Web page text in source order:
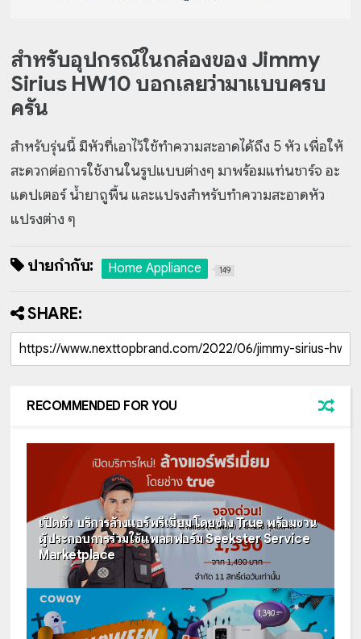
สำหรับอุปกรณ์ในกล่องของ Jimmy
Sirius HW10 บอกเลยว่ามาแบบครบ
ครัน
สำหรับรุ่นนี้ มีหัวที่เอาไว้ใช้ทำความสะอาดได้ถึง 5 หัว เพื่อให้
สะดวกต่อการใช้งานในรูปแบบต่างๆ มาพร้อมแท่นชาร์จ อะ
แดปเตอร์ น้ำยาถูพื้น และแปรงสำหรับทำความสะอาดหัว
แปรงต่าง ๆ
ป้ายกำกับ: Home Appliance 149
SHARE:
RECOMMENDED FOR YOU
เปิดตัว บริการล้างแอร์พรีเมี่ยม โดยช่าง True พร้อมชวน
ผู้ประกอบการร่วมใช้แพลตฟอร์ม Seekster Service
Marketplace